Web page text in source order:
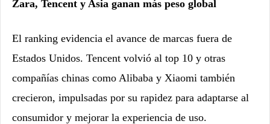
Zara, Tencent y Asia ganan más peso global
El ranking evidencia el avance de marcas fuera de
Estados Unidos. Tencent volvió al top 10 y otras
compañías chinas como Alibaba y Xiaomi también
crecieron, impulsadas por su rapidez para adaptarse al
consumidor y mejorar la experiencia de uso.